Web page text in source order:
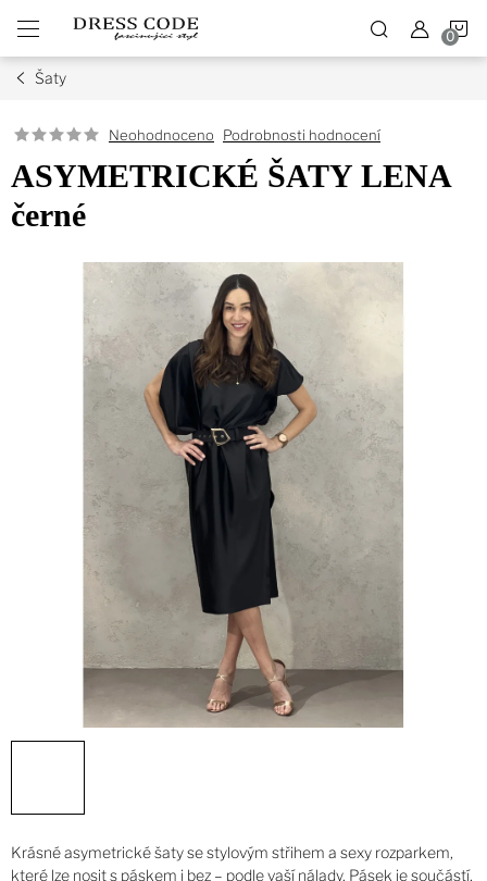
obsah
Šaty
Neohodnoceno Podrobnosti hodnocení
ASYMETRICKÉ ŠATY LENA
černé
Krásné asymetrické šaty se stylovým střihem a sexy rozparkem,
které lze nosit s páskem i bez – podle vaší nálady. Pásek je součástí,